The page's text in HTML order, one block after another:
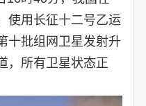
使用长征十二号乙运
十批组网卫星发射升
，所有卫星状态正